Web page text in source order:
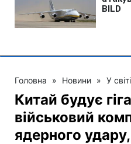
Головна » Новини » У світі
Китай будує
військовий
ядерного